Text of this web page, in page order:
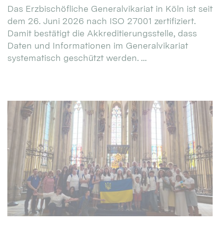
Das Erzbischöfliche Generalvikariat in Köln ist seit
dem 26. Juni 2026 nach ISO 27001 zertifiziert.
Damit bestätigt die Akkreditierungsstelle, dass
Daten und Informationen im Generalvikariat
systematisch geschützt werden. ...